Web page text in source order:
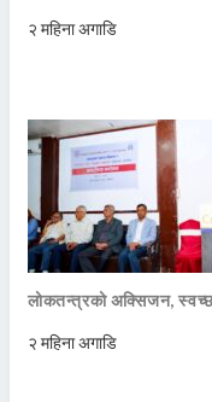
२ महिना अगाडि
लोकतन्त्रको अक्सिजन, स्वच्छ
२ महिना अगाडि